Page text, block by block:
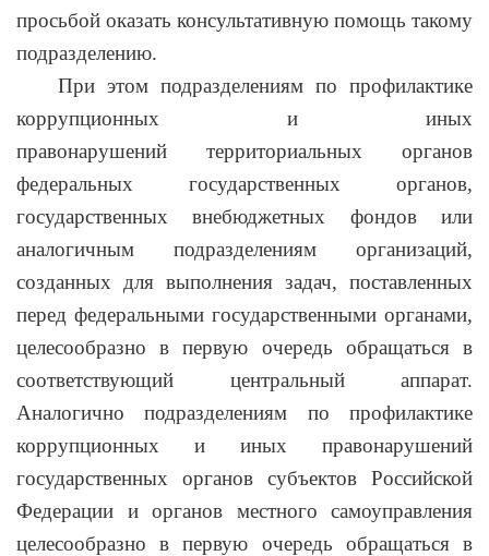
просьбой оказать консультативную помощь такому
подразделению.
При этом подразделениям по профилактике
коррупционных и иных
правонарушений территориальных органов
федеральных государственных органов,
государственных внебюджетных фондов или
аналогичным подразделениям организаций,
созданных для выполнения задач, поставленных
перед федеральными государственными органами,
целесообразно в первую очередь обращаться в
соответствующий центральный аппарат.
Аналогично подразделениям по профилактике
коррупционных и иных правонарушений
государственных органов субъектов Российской
Федерации и органов местного самоуправления
целесообразно в первую очередь обращаться в